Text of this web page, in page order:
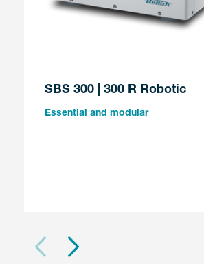
SBS 300 | 300 R Robotic
Essential and modular